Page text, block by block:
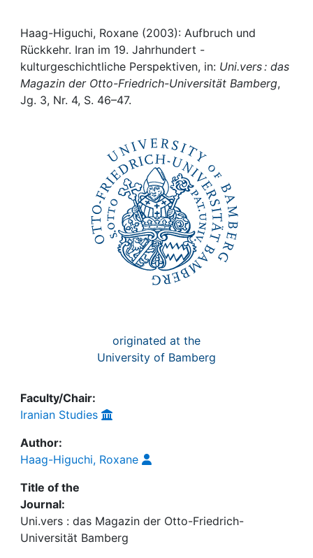
Awards
My FIS
Help
Haag-Higuchi, Roxane (2003): Aufbruch und
Rückkehr. Iran im 19. Jahrhundert -
kulturgeschichtliche Perspektiven, in: Uni.vers : das
Magazin der Otto-Friedrich-Universität Bamberg,
Jg. 3, Nr. 4, S. 46–47.
originated at the
University of Bamberg
Faculty/Chair:
Iranian Studies
Author:
Haag-Higuchi, Roxane
Title of the
Journal:
Uni.vers : das Magazin der Otto-Friedrich-
Universität Bamberg